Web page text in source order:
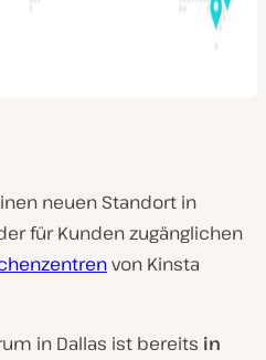
neuen Standort in
für Kunden zugänglichen
von Kinsta
in Dallas ist bereits in